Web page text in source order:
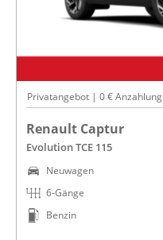
Privatangebot | 0 € Anzahlung
Renault Captur
Evolution TCE 115
Neuwagen
6-Gänge
Benzin